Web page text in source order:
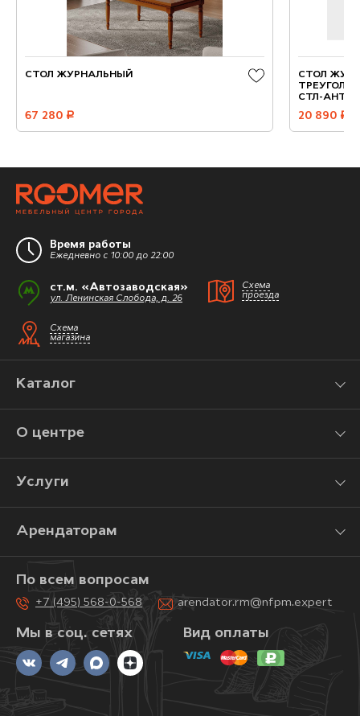
СТОЛ ЖУРНАЛЬНЫЙ
67 280 руб.
СТОЛ
СТЛ-
20 890 руб.
Время работы
Ежедневно с 10:00 до 22:00
ст.м. «Автозаводская»
ул. Ленинская Слобода, д. 26
Схема
проезда
Схема
магазина
Каталог
О центре
Услуги
Арендаторам
Мы в соц. сетях
По всем вопросам
+7 (495) 568-0-568 arendator.rm@nfpm.expert
Вид оплаты